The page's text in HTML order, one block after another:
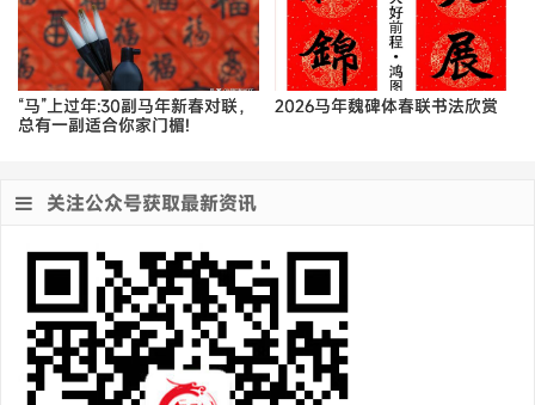
“马”上过年:30副马年新春对联，
总有一副适合你家门楣!
2026马年魏碑体春联书法欣赏
关注公众号获取最新资讯